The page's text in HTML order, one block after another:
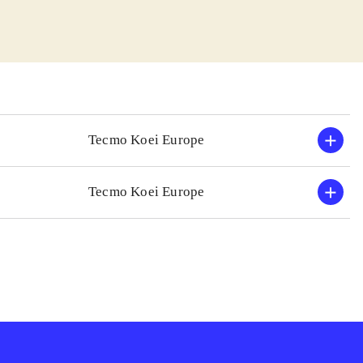
er alt ved det
med
Tecmo Koei Europe
Tecmo Koei Europe